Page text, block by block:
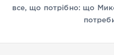
все, що потрібно: що